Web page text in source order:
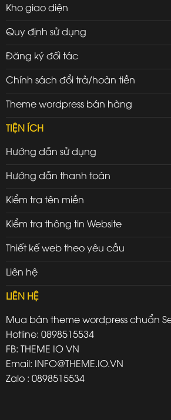
Kho giao diện
Quy định sử dụng
Đăng ký đối tác
Chính sách đổi trả/hoàn tiền
Theme wordpress bán hàng
TIỆN ÍCH
Hướng dẫn sử dụng
Hướng dẫn thanh toán
Kiểm tra tên miền
Kiểm tra thông tin Website
Thiết kế web theo yêu cầu
Liên hệ
LIÊN HỆ
Mua bán theme wordpress chuẩn
Hotline: 0898515534
FB: THEME IO VN
Email: INFO@THEME.IO.VN
Zalo : 0898515534